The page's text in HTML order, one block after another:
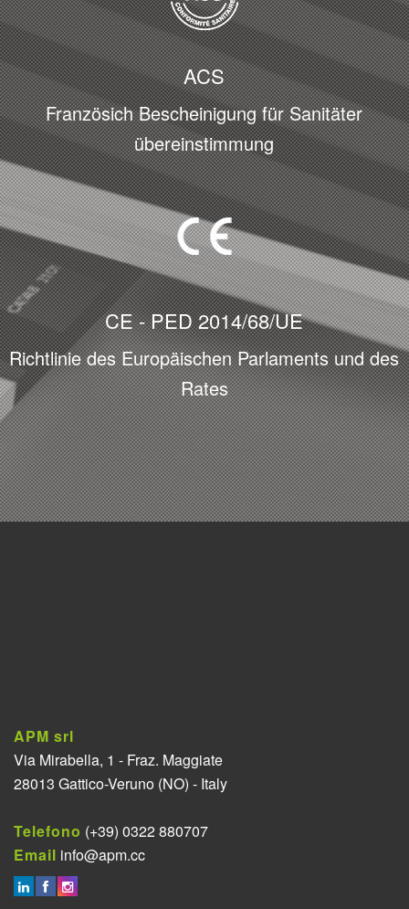
ACS
Französich Bescheinigung für Sanitäter
übereinstimmung
CE - PED 2014/68/UE
Richtlinie des Europäischen Parlaments und des
Rates
APM srl
Via Mirabella, 1 - Fraz. Maggiate
28013 Gattico-Veruno (NO) - Italy
Telefono (+39) 0322 880707
Email info@apm.cc